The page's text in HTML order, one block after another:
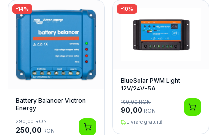
-14%
Battery Balancer Victron
Energy
290,00RON
250,00 RON
-10%
BlueSolar PWM Light
12V/24V-5A
100,00RON
90,00 RON
Livrare gratuită